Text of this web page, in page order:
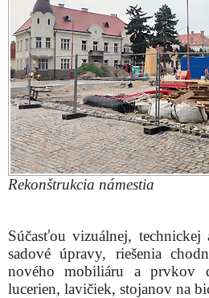
Rekonštrukcia námestia
Súčasťou vizuálnej,
sadové úpravy, riešenia
nového mobiliáru a prvkov
lucerien, lavičiek, stojanov na